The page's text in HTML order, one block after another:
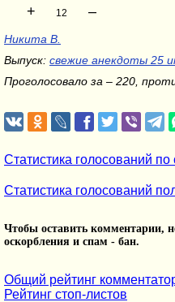
+
12 –
Никита В.
Выпуск: свежие анекдоты 25
Проголосовало за – 220,
Статистика голосований по
Статистика голосований
Чтобы оставить комментарии,
оскорбления и спам - бан.
Общий рейтинг
Рейтинг стоп-листов